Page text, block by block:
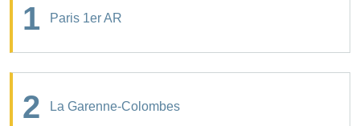
1 Paris 1er AR
2 La Garenne-Colombes